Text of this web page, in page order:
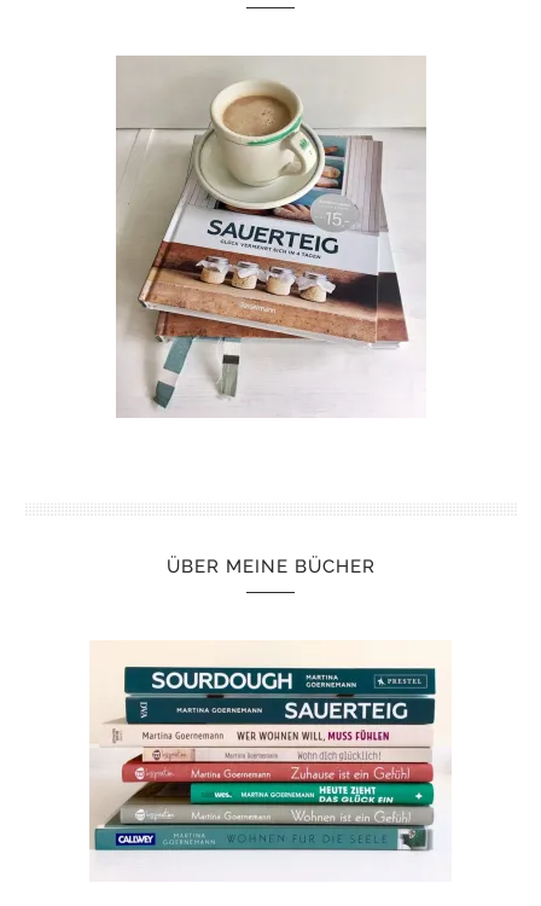
ÜBER MEINE BÜCHER